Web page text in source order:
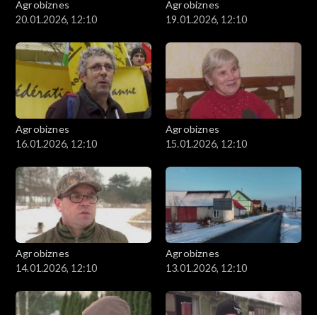
Agrobiznes
20.01.2026, 12:10
Agrobiznes
19.01.2026, 12:10
Agrobiznes
16.01.2026, 12:10
Agrobiznes
15.01.2026, 12:10
Agrobiznes
14.01.2026, 12:10
Agrobiznes
13.01.2026, 12:10